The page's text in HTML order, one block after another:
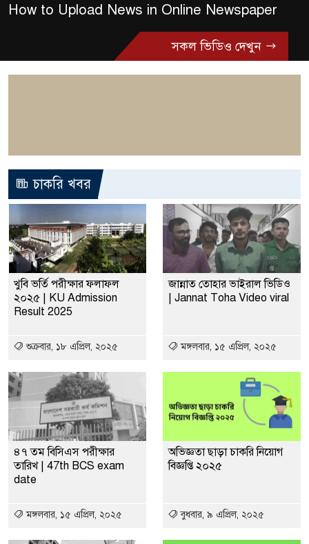
How to Upload News in Online Newspaper
সকল ভিডিও দেখুন
চাকরি খবর
খুবি ভর্তি পরীক্ষার ফলাফল
২০২৫ | KU Admission
Result 2025
শুক্রবার, ১৮ এপ্রিল, ২০২৫
জান্নাত তোহার ভাইরাল ভিডিও
| Jannat Toha Video viral
মঙ্গলবার, ১৫ এপ্রিল, ২০২৫
৪৭ তম বিসিএস পরীক্ষার
তারিখ | 47th BCS exam
date
মঙ্গলবার, ১৫ এপ্রিল, ২০২৫
অভিজ্ঞতা ছাড়া চাকরি নিয়োগ
বিজ্ঞপ্তি ২০২৫
বুধবার, ৯ এপ্রিল, ২০২৫